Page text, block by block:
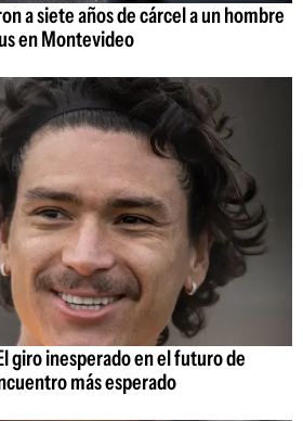
a siete años de cárcel a un hombre
en Montevideo
giro inesperado en el futuro de
más esperado